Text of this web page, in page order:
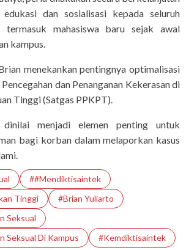
dan sosialisasi kepada seluruh
termasuk mahasiswa baru sejak awal
kampus.
menekankan pentingnya optimalisasi
dan Penanganan Kekerasan di
Tinggi (Satgas PPKPT).
dinilai menjadi elemen penting untuk
bagi korban dalam melaporkan kasus
##Mendiktisaintek
Tinggi
#Brian Yuliarto
Seksual
Seksual Di Kampus
#Kemdiktisaintek